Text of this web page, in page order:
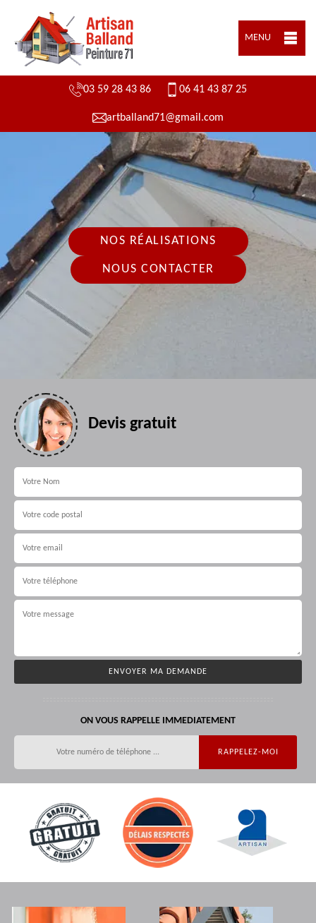
MENU
03 59 28 43 86 06 41 43 87 25
artballand71@gmail.com
NOS RÉALISATIONS
NOUS CONTACTER
Devis gratuit
ON VOUS RAPPELLE IMMEDIATEMENT